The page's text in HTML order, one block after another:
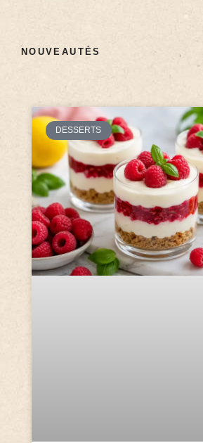
NOUVEAUTÉS
DESSERTS